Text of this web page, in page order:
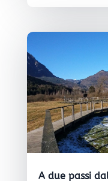
A due passi